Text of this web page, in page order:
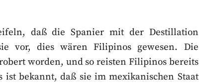
daß die Spanier mit der Destillation
vor, dies wären Filipinos gewesen. Die
worden, und so reisten Filipinos bereits
ist bekannt, daß sie im mexikanischen Staat